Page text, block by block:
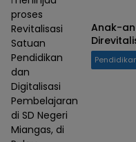
proses
Revitalisasi
Satuan
Pendidikan
dan
Digitalisasi
Pembelajaran
di SD Negeri
Miangas, di
Anak-